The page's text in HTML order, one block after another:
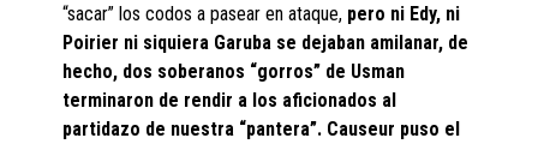
“sacar” los codos a pasear en ataque, pero ni Edy, ni
Poirier ni siquiera Garuba se dejaban amilanar, de
hecho, dos soberanos “gorros” de Usman
terminaron de rendir a los aficionados al
partidazo de nuestra “pantera”. Causeur puso el